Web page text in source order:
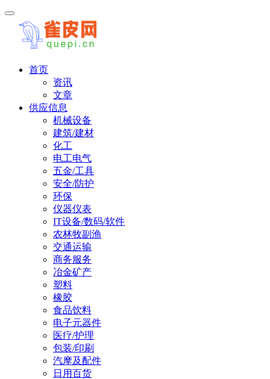
首页
资讯
文章
供应信息
机械设备
建筑/建材
化工
电工电气
五金/工具
安全/防护
环保
仪器仪表
IT设备/数码/软件
农林牧副渔
交通运输
商务服务
冶金矿产
塑料
橡胶
食品饮料
电子元器件
医疗/护理
包装/印刷
汽摩及配件
日用百货